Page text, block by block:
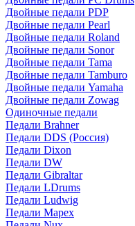
Двойные педали PDP
Двойные педали Pearl
Двойные педали Roland
Двойные педали Sonor
Двойные педали Tama
Двойные педали Tamburo
Двойные педали Yamaha
Двойные педали Zowag
Одиночные педали
Педали Brahner
Педали DDS (Россия)
Педали Dixon
Педали DW
Педали Gibraltar
Педали LDrums
Педали Ludwig
Педали Mapex